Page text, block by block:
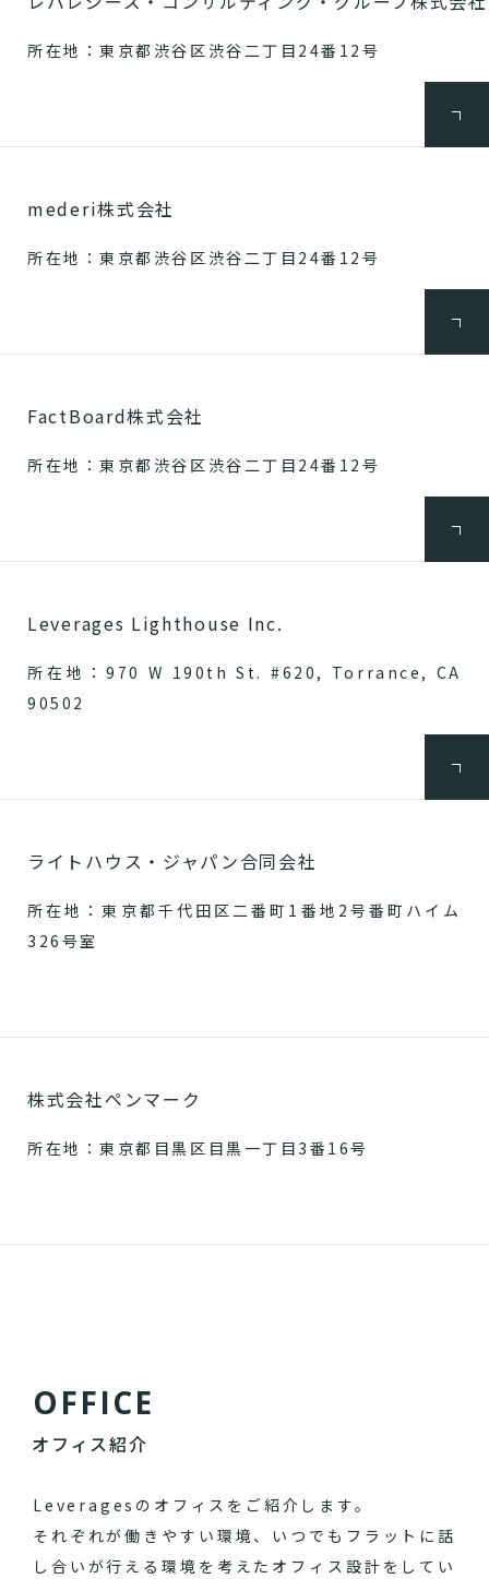
所在地：東京都渋谷区渋谷二丁目24番12号
mederi株式会社
所在地：東京都渋谷区渋谷二丁目24番12号
FactBoard株式会社
所在地：東京都渋谷区渋谷二丁目24番12号
Leverages Lighthouse Inc.
所在地：970 W 190th St. #620, Torrance, CA
90502
ライトハウス・ジャパン合同会社
所在地：東京都千代田区二番町1番地2号番町ハイム
326号室
株式会社ペンマーク
所在地：東京都目黒区目黒一丁目3番16号
OFFICE
オフィス紹介
Leveragesのオフィスをご紹介します。
それぞれが働きやすい環境、いつでもフラットに話
し合いが行える環境を考えたオフィス設計をしてい